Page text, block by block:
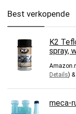
Best verkopende
K2
spray,
Details) &
meca-